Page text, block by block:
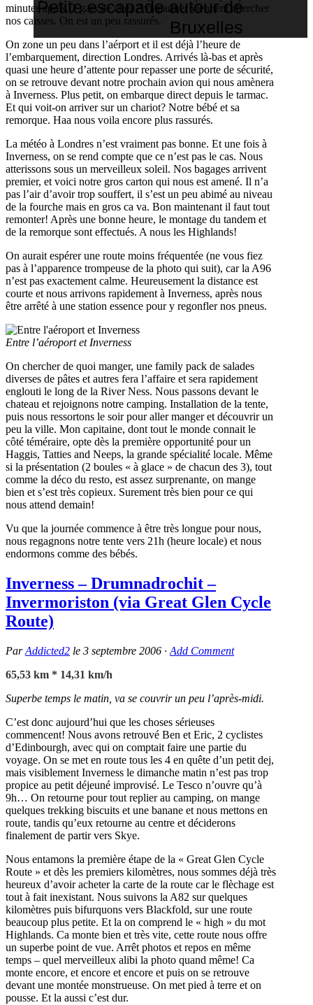
Petite escapade autour de
Bruxelles
minutes après, 2 gars de chez Aviapartner viennent chercher
nos caisses. On est un peu rassurés.
On zone un peu dans l’aérport et il est déjà l’heure de
l’embarquement, direction Londres. Arrivés là-bas et après
quasi une heure d’attente pour repasser une porte de sécurité,
on se retrouve devant notre prochain avion qui nous amènera
à Inverness. Plus petit, on embarque direct depuis le tarmac.
Et qui voit-on arriver sur un chariot? Notre bébé et sa
remorque. Haa nous voila encore plus rassurés.
La météo à Londres n’est vraiment pas bonne. Et une fois à
Inverness, on se rend compte que ce n’est pas le cas. Nous
atterissons sous un merveilleux soleil. Nos bagages arrivent
premier, et voici notre gros carton qui nous est amené. Il n’a
pas l’air d’avoir trop souffert, il s’est un peu abimé au niveau
de la fourche mais en gros ca va. Bon maintenant il faut tout
remonter! Après une bonne heure, le montage du tandem et
de la remorque sont effectués. A nous les Highlands!
On aurait espérer une route moins fréquentée (ne vous fiez
pas à l’apparence trompeuse de la photo qui suit), car la A96
n’est pas exactement calme. Heureusement la distance est
courte et nous arrivons rapidement à Inverness, après nous
être arrêté à une station essence pour y regonfler nos pneus.
Entre l’aéroport et Inverness
On chercher de quoi manger, une family pack de salades
diverses de pâtes et autres fera l’affaire et sera rapidement
englouti le long de la River Ness. Nous passons devant le
chateau et rejoignons notre camping. Installation de la tente,
puis nous ressortons le soir pour aller manger et découvrir un
peu la ville. Mon capitaine, dont tout le monde connait le
côté téméraire, opte dès la première opportunité pour un
Haggis, Tatties and Neeps, la grande spécialité locale. Même
si la présentation (2 boules « à glace » de chacun des 3), tout
comme la déco du resto, est assez surprenante, on mange
bien et s’est très copieux. Surement très bien pour ce qui
nous attend demain!
Vu que la journée commence à être très longue pour nous,
nous regagnons notre tente vers 21h (heure locale) et nous
endormons comme des bébés.
Inverness – Drumnadrochit –
Invermoriston (via Great Glen Cycle
Route)
ParAddicted2 le 3 septembre 2006 · Add Comment
65,53 km * 14,31 km/h
Superbe temps le matin, va se couvrir un peu l’après-midi.
C’est donc aujourd’hui que les choses sérieuses
commencent! Nous avons retrouvé Ben et Eric, 2 cyclistes
d’Edinbourgh, avec qui on comptait faire une partie du
voyage. On se met en route tous les 4 en quête d’un petit dej,
mais visiblement Inverness le dimanche matin n’est pas trop
propice au petit déjeuné improvisé. Le Tesco n’ouvre qu’à
9h… On retourne pour tout replier au camping, on mange
quelques trekking biscuits et une banane et nous mettons en
route, tandis qu’eux retourne au centre et déciderons
finalement de partir vers Skye.
Nous entamons la première étape de la « Great Glen Cycle
Route » et dès les premiers kilomètres, nous sommes déjà très
heureux d’avoir acheter la carte de la route car le flèchage est
tout à fait inexistant. Nous suivons la A82 sur quelques
kilomètres puis bifurquons vers Blackfold, sur une route
beaucoup plus petite. Et la on comprend le « high » du mot
Highlands. Ca monte bien et très vite, cette route nous offre
un superbe point de vue. Arrêt photos et repos en même
temps – quel merveilleux alibi la photo quand même! Ca
monte encore, et encore et encore et puis on se retrouve
devant une montée monstrueuse. On met pied à terre et on
pousse. Et la aussi c’est dur.